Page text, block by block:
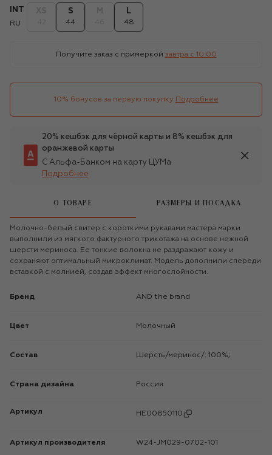
INT
RU
S
44
L
48
Получите заказ с примеркой завтра c 10:00
10% бонусов за первую покупку Подробнее
20% кешбэк для чёрной карты и 8% кешбэк для
оранжевой карты
С Альфа-Банком на карту ЦУМа
Подробнее
О ТОВАРЕ РАЗМЕРЫ И ПОСАДКА
Молочно-белый свитер с короткими рукавами мастера марки
выполнили из мягкого фактурного трикотажа на основе нежной
шерсти мериноса. Ее тонкие волокна не раздражают кожу и
сохраняют оптимальный микроклимат. Модель дополнили спереди
вставкой с молнией, создав эффект многослойности.
Бренд AND the brand
Цвет Молочный
Состав Шерсть/меринос/: 100%;
Страна дизайна Россия
Артикул HE00850110
Артикул производителя W24-JM029-0702-101